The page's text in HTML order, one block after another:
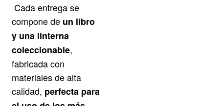
Cada entrega se
compone de un libro
y una linterna
coleccionable,
fabricada con
materiales de alta
calidad, perfecta para